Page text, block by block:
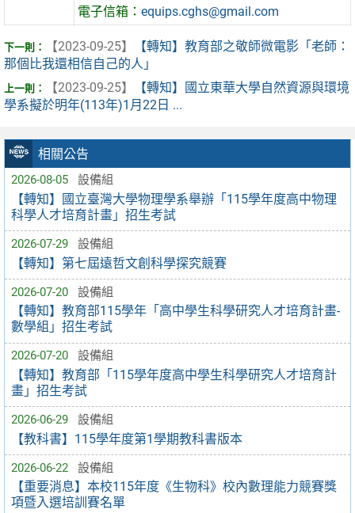
相關公告
2026-08-05 設備組
【轉知】國立臺灣大學物理學系舉辦「115學年度高中物理
科學人才培育計畫」招生考試
2026-07-29 設備組
【轉知】第七屆遠哲文創科學探究競賽
2026-07-20 設備組
【轉知】教育部115學年「高中學生科學研究人才培育計畫-
數學組」招生考試
2026-07-20 設備組
【轉知】教育部「115學年度高中學生科學研究人才培育計
畫」招生考試
2026-06-29 設備組
【教科書】115學年度第1學期教科書版本
2026-06-22 設備組
【重要消息】本校115年度《生物科》校內數理能力競賽獎
項暨入選培訓賽名單
電子信箱：equips.cghs@gmail.com
【2023-09-25】
【轉知】教育部之敬師微電影「老師：
那個比我還相信自己的人」
【2023-09-25】
【轉知】國立東華大學自然資源與環境
學系擬於明年(113年)1月22日 ...